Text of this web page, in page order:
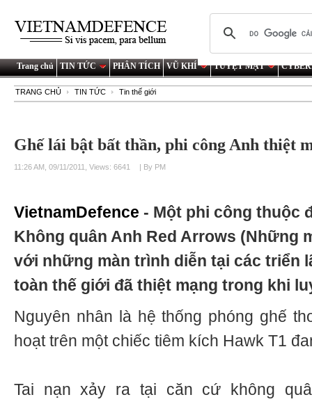
Trang chủ TIN TỨC PHÂN TÍCH VŨ KHÍ TUYỆT MẬT
TRANG CHỦ TIN TỨC Tin thế giới
Ghế lái bật bất thần, phi công Anh thiệt
11:26 AM, 09/11/2011, Views: 6641 | By PM
VietnamDefence - Một phi công thuộc
Không quân Anh Red Arrows (Những
với những màn trình diễn tại các triển
toàn thế giới đã thiệt mạng trong khi
Nguyên nhân là hệ thống phóng ghế
hoạt trên một chiếc tiêm kích Hawk T1
Tai nạn xảy ra tại căn cứ không